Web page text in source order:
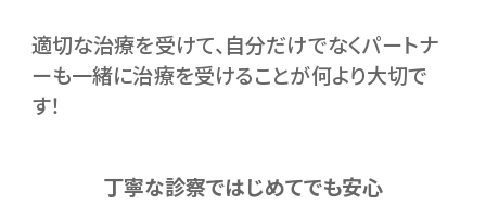
適切な治療を受けて、自分だけでなくパートナ
ーも一緒に治療を受けることが何より大切で
す！
丁寧な診察ではじめてでも安心